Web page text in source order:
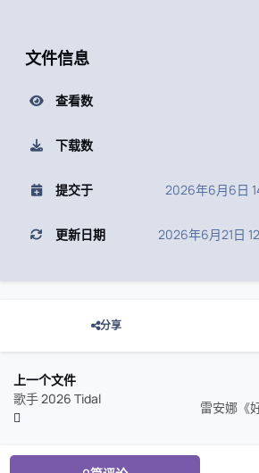
文件信息
查看数
下载数
提交于 2026年6月6日
更新日期 2026年6月21日
分享
上一个文件
歌手 2026 Tidal